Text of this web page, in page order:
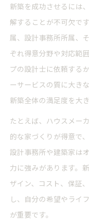
新築の安心
設計事務所を選
新築に強い
新築設計士
自分に合う新築
新築で理想
建築家・設
新築設計士
一級建築士
設計士選び
新築を成功させるには
解することが不可欠で
属、設計事務所所属、
ぞれ得意分野や対応範
プの設計士に依頼する
ーサービスの質に大き
新築全体の満足度を大
たとえば、ハウスメー
的な家づくりが得意で
設計事務所や建築家は
力に強みがあります。
ザイン、コスト、保証
し、自分の希望やライ
が重要です。